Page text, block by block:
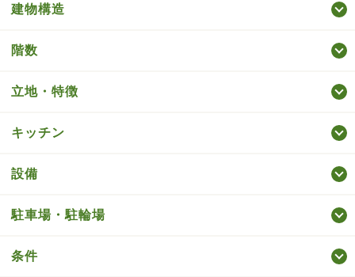
建物構造
階数
立地・特徴
キッチン
設備
駐車場・駐輪場
条件